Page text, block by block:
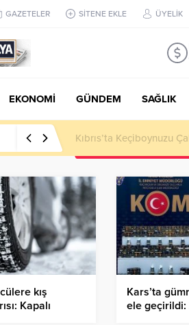
GAZETELER SİTENE EKLE ÜYELİK
EKONOMİ GÜNDEM SAĞLIK
LGS’de 500 Tam Puan,
kış
Kapalı
Kars’ta
ele geçirildi: